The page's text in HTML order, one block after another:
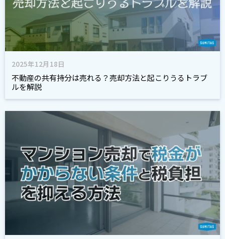
2025年12月18日
不動産の共有持分は売れる？売却方法と起こりうるトラブ
ルを解説